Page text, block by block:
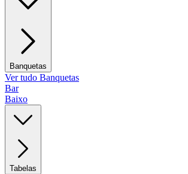
Banquetas
Ver tudo Banquetas
Bar
Baixo
Tabelas